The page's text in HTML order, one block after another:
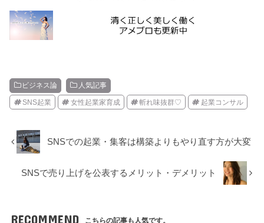
ビジネス論 人気記事
SNS起業 女性起業家育成 斬れ味抜群♡ 起業コンサル
SNSでの起業・集客は構築よりもやり直す方が大変
SNSで売り上げを公表するメリット・デメリット
RECOMMEND こちらの記事も人気です。